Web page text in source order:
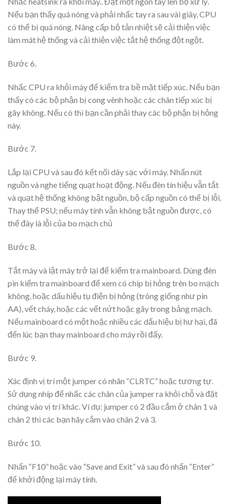
Nếu bạn thấy quá nóng và phải nhấc tay ra sau vài giây, CPU
có thể bị quá nóng. Nâng cấp bộ tản nhiệt sẽ cải thiện việc
làm mát hệ thống và cải thiện việc tắt hệ thống đột ngột.
Bước 6.
Nhấc CPU ra khỏi máy để kiểm tra bề mặt tiếp xúc. Nếu bạn
thấy có các bộ phận bị cong vênh hoặc các chân tiếp xúc bị
gãy không. Nếu có thì bạn cần phải thay các bộ phận bị hỏng
này.
Bước 7.
Lắp lại CPU và sau đó kết nối dây sạc với máy. Nhấn nút
nguồn và nghe tiếng quạt hoạt động. Nếu đèn tín hiệu vẫn tắt
và quạt hệ thống không bật nguồn, bộ cấp nguồn có thể bị lỗi.
Thay thế PSU; nếu máy tính vẫn không bật nguồn được, có
thể đây là lỗi của bo mạch chủ
Bước 8.
Tắt máy và lật máy trở lại để kiểm tra mainboard. Dùng đèn
pin kiểm tra mainboard để xem có chip bị hỏng trên bo mạch
không, hoặc dấu hiệu tụ điện bị hỏng (trông giống như pin
AA), vết cháy, hoặc các vết nứt hoặc gãy trong bảng mạch.
Nếu mainboard có một hoặc nhiều các dấu hiệu bị hư hại, đã
đến lúc bạn thay mainboard cho máy rồi đấy.
Bước 9.
Xác định vị trí một jumper có nhãn “CLRTC” hoặc tương tự.
Sử dụng nhíp để nhấc các chân của jumper ra khỏi chỗ và đặt
chúng vào vị trí khác. Ví dụ: jumper có 2 đầu cắm ở chân 1 và
chân 2 thì các bạn hãy cắm vào chân 2 và 3.
Bước 10.
Nhấn “F10” hoặc vào “Save and Exit” và sau đó nhấn “Enter”
để khởi động lại máy tính.